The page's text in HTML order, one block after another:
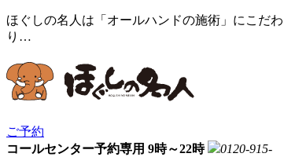
ほぐしの名人は「オールハンドの施術」にこだわ
り…
ご予約
コールセンター予約専用 9時～22時
0120-915-